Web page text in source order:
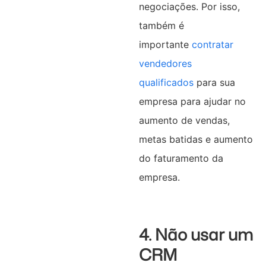
negociações. Por isso,
também é
importante contratar
vendedores
qualificadospara sua
empresa para ajudar no
aumento de vendas,
metas batidas e aumento
do faturamento da
empresa.
4. Não usar um
CRM